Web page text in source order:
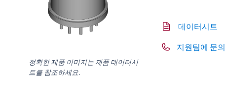
정확한 제품 이미지는 제품 데이터시
트를 참조하세요.
데이터시트
지원팀에 문의